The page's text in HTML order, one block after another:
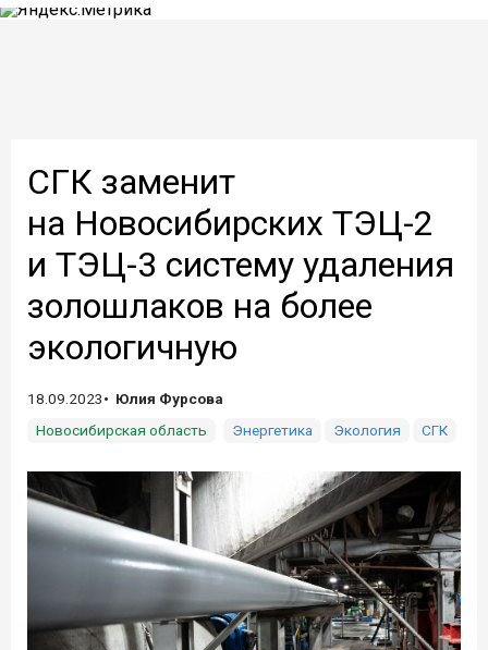
СГК заменит
на Новосибирских ТЭЦ-2
и ТЭЦ-3 систему удаления
золошлаков на более
экологичную
18.09.2023
Юлия Фурсова
Новосибирская область
Энергетика Экология СГК